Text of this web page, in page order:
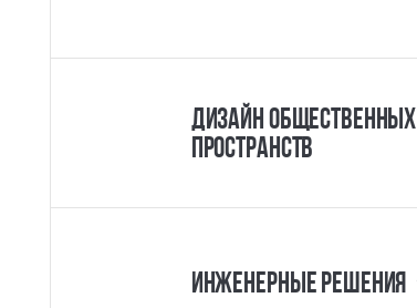
Дизайн общественных
пространств
Инженерные решения